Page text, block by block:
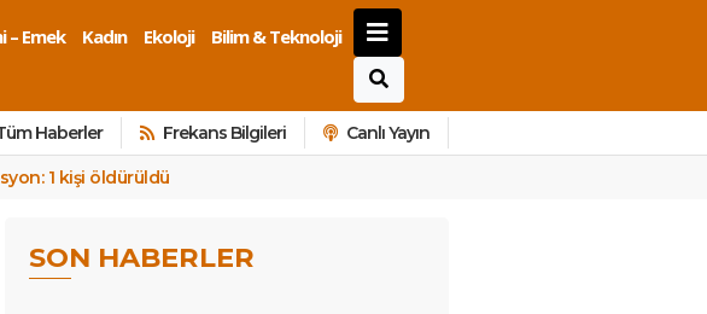
– Emek Kadın Ekoloji
Bilim & Teknoloji
Haberler Frekans Bilgileri Canlı Yayın
1 kişi öldürüldü
SON HABERLER